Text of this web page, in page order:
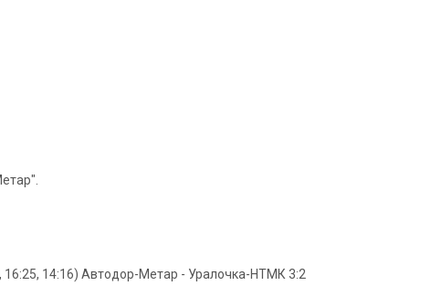
14:16) Автодор-Метар - Уралочка-НТМК 3:2